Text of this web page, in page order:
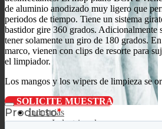
Industrias
Industrias clave
de aluminio anodizado muy ligero que
periodos de tiempo. Tiene un sistema
bastidor gire 360 grados. Adicionalmente
tener solamente un giro de 180 grados.
marco, vienen con clips de resorte para
el limpiador.
Los mangos y los wipers de limpieza se
SOLICITE MUESTRA